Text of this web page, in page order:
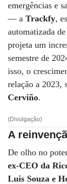
emergências e
— a Trackfy,
automatizada
projeta um
semestre de
isso, o
relação a 2023,
Cerviño.
(Divulgação)
A
De olho no
ex-CEO da
Luis Souza e